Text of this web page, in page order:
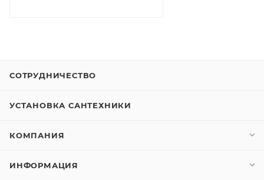
СОТРУДНИЧЕСТВО
УСТАНОВКА САНТЕХНИКИ
КОМПАНИЯ
ИНФОРМАЦИЯ